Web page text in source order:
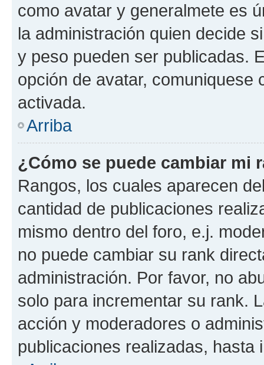
como avatar y generalmete es
la administración quien decide
y peso pueden ser publicadas.
opción de avatar, comuniquese
activada.
Arriba
¿Cómo se puede cambiar mi
Rangos, los cuales aparecen
cantidad de publicaciones
mismo dentro del foro, e.j.
no puede cambiar su rank
administración. Por favor, no
solo para incrementar su rank.
acción y moderadores o
publicaciones realizadas, hasta